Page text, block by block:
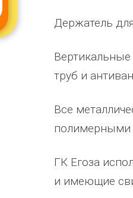
Бага-Чоносовское сельское
муниципальное образование
Держатель
труб и
Все
полимерными
ГК Егоза
и имеющие